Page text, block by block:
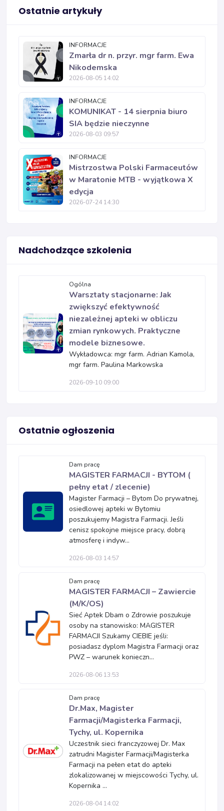
Ostatnie artykuły
INFORMACJE
Zmarła dr n. przyr. mgr farm. Ewa
Nikodemska
2026-08-05 14:02
INFORMACJE
KOMUNIKAT - 14 sierpnia biuro
SIA będzie nieczynne
2026-08-03 09:57
INFORMACJE
Mistrzostwa Polski Farmaceutów
w Maratonie MTB - wyjątkowa X
edycja
2026-07-24 14:30
Nadchodzące szkolenia
Ogólna
Warsztaty stacjonarne: Jak
zwiększyć efektywność
niezależnej apteki w obliczu
zmian rynkowych. Praktyczne
modele biznesowe.
Wykładowca: mgr farm. Adrian Kamola,
mgr farm. Paulina Markowska
2026-09-10 09:00
Ostatnie ogłoszenia
Dam pracę
MAGISTER FARMACJI - BYTOM (
pełny etat / zlecenie)
Magister Farmacji – Bytom Do prywatnej,
osiedlowej apteki w Bytomiu
poszukujemy Magistra Farmacji. Jeśli
cenisz spokojne miejsce pracy, dobrą
atmosferę i indyw...
2026-08-03 14:57
Dam pracę
MAGISTER FARMACJI – Zawiercie
(M/K/OS)
Sieć Aptek Dbam o Zdrowie poszukuje
osoby na stanowisko: MAGISTER
FARMACJI Szukamy CIEBIE jeśli:
posiadasz dyplom Magistra Farmacji oraz
PWZ – warunek konieczn...
2026-08-06 13:53
Dam pracę
Dr.Max, Magister
Farmacji/Magisterka Farmacji,
Tychy, ul. Kopernika
Uczestnik sieci franczyzowej Dr. Max
zatrudni Magister Farmacji/Magisterka
Farmacji na pełen etat do apteki
zlokalizowanej w miejscowości Tychy, ul.
Kopernika ...
2026-08-04 14:02